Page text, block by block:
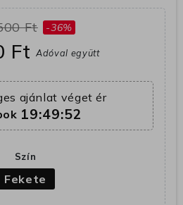
Ft -36%
FtAdóval együtt
ajánlat véget ér
19:49:52
Szín
Fekete